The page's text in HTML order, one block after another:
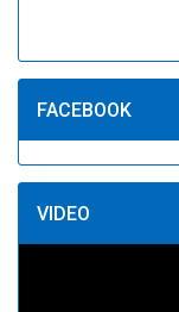
FACEBOOK
VIDEO